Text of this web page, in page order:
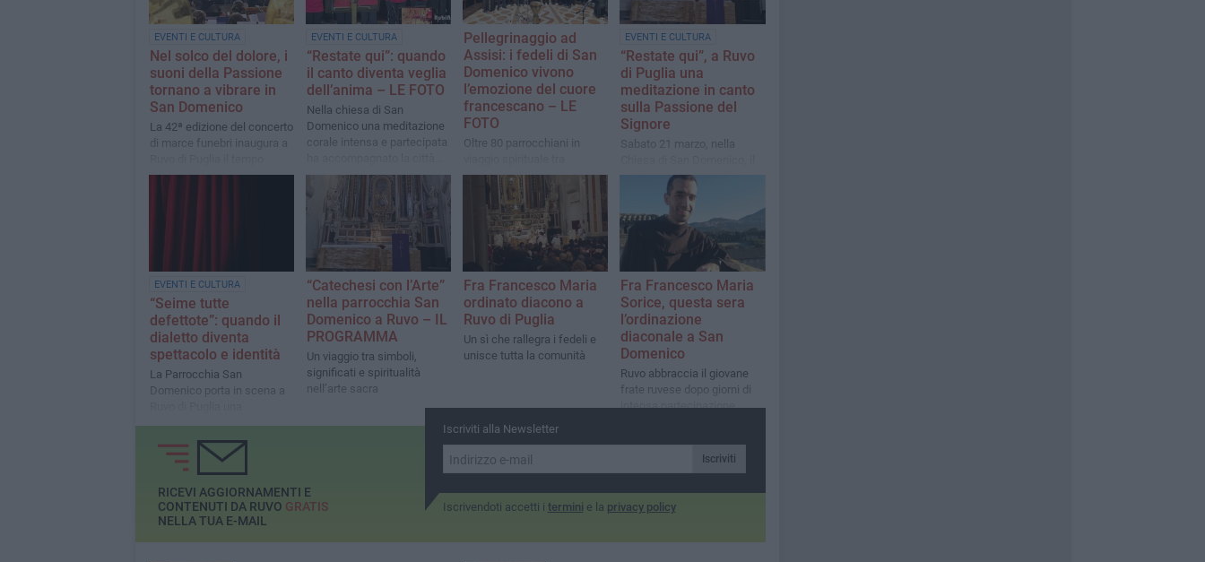
EVENTI E CULTURA
Nel solco del dolore, i
suoni della Passione
tornano a vibrare in
San Domenico
La 42ª edizione del concerto
di marce funebri inaugura a
sospeso della Settimana
EVENTI E CULTURA
“Restate qui”: quando
il canto diventa veglia
dell’anima – LE FOTO
Nella chiesa di San
Domenico una meditazione
corale intensa e partecipata
nel cuore della Passione
Pellegrinaggio ad
Assisi: i fedeli di San
Domenico vivono
l’emozione del cuore
francescano – LE
FOTO
Oltre 80 parrocchiani in
preghiera, canto e
devozione alle spoglie di
San Francesco
EVENTI E CULTURA
“Restate qui”, a Ruvo
di Puglia una
meditazione in canto
sulla Passione del
Signore
Sabato 21 marzo, nella
coro Perfetta Letizia guiderà
i fedeli in un itinerario
spirituale tra musica e
contemplazione
EVENTI E CULTURA
“Seime tutte
defettote”: quando il
dialetto diventa
spettacolo e identità
La Parrocchia San
Domenico porta in scena a
commedia brillante tra
tradizione e vita quotidiana
“Catechesi con l’Arte”
nella parrocchia San
Domenico a Ruvo – IL
PROGRAMMA
Un viaggio tra simboli,
significati e spiritualità
nell’arte sacra
Fra Francesco Maria
ordinato diacono a
Ruvo di Puglia
Un sì che rallegra i fedeli e
unisce tutta la comunità
Fra Francesco Maria
Sorice, questa sera
l’ordinazione
diaconale a San
Domenico
Ruvo abbraccia il giovane
frate ruvese dopo giorni di
intensa partecipazione
Iscriviti alla Newsletter
Iscriviti
Iscrivendoti accetti i termini e la privacy policy
RICEVI AGGIORNAMENTI E
CONTENUTI DA RUVO GRATIS
NELLA TUA E-MAIL